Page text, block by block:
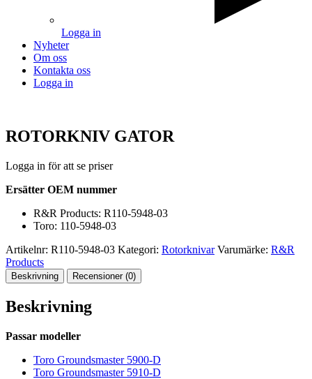
Logga in
Nyheter
Om oss
Kontakta oss
Logga in
ROTORKNIV GATOR
Logga in för att se priser
Ersätter OEM nummer
R&R Products: R110-5948-03
Toro: 110-5948-03
Artikelnr: R110-5948-03 Kategori: Rotorknivar Varumärke: R&R
Products
Beskrivning Recensioner (0)
Beskrivning
Passar modeller
Toro Groundsmaster 5900-D
Toro Groundsmaster 5910-D